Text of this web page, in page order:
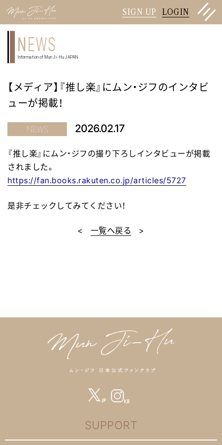
SIGN UP LOGIN
NEWS
Information of Mun Ji-Hu JAPAN
【メディア】『推し楽』にムン・ジフのインタビ
ューが掲載！
NEWS 2026.02.17
『推し楽』にムン・ジフの撮り下ろしインタビューが掲載
されました。
https://fan.books.rakuten.co.jp/articles/5727
是非チェックしてみてください！
< 一覧へ戻る >
SUPPORT